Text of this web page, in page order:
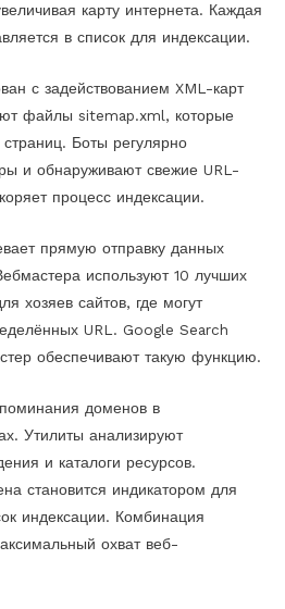
карту интернета. Каждая
в список для индексации.
с задействованием XML-карт
файлы sitemap.xml, которые
Боты регулярно
и обнаруживают свежие URL-
процесс индексации.
прямую отправку данных
используют 10 лучших
хозяев сайтов, где могут
URL. Google Search
обеспечивают такую функцию.
доменов в
Утилиты анализируют
и каталоги ресурсов.
становится индикатором для
индексации. Комбинация
охват веб-